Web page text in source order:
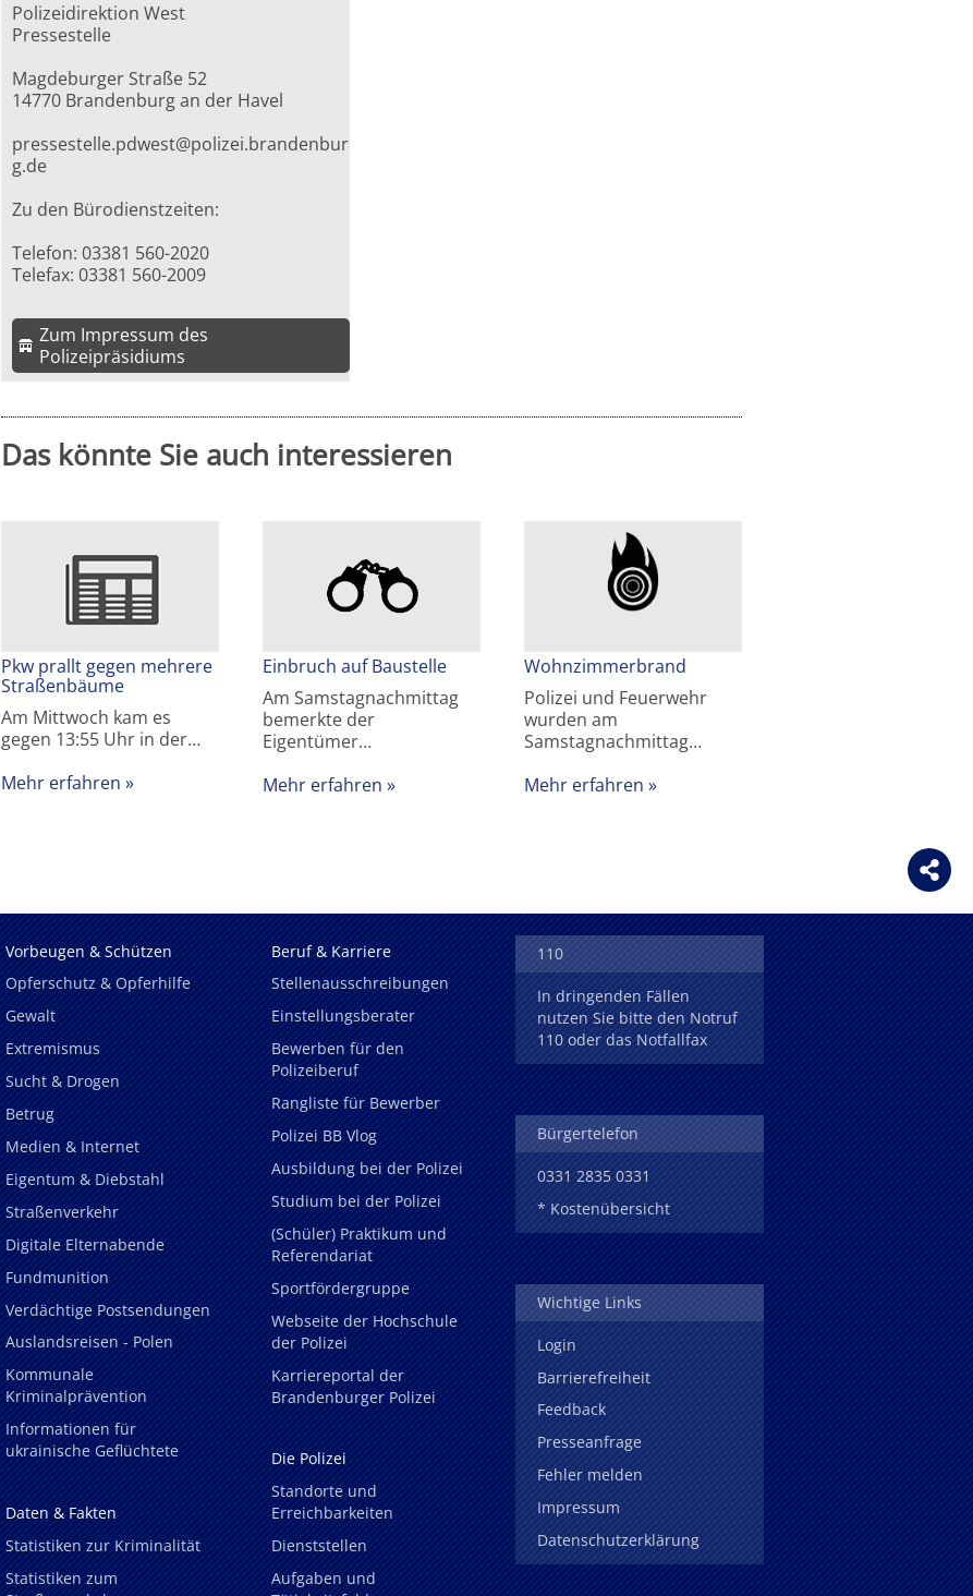
Polizeidirektion West
Pressestelle
Magdeburger Straße 52
14770 Brandenburg an der Havel
pressestelle.pdwest@polizei.brandenbur
g.de
Zu den Bürodienstzeiten:
Telefon: 03381 560-2020
Telefax: 03381 560-2009
Zum Impressum des
Polizeipräsidiums
Das könnte Sie auch interessieren
Pkw prallt gegen mehrere
Straßenbäume
Am Mittwoch kam es
gegen 13:55 Uhr in der…
Mehr erfahren
Einbruch auf Baustelle
Am Samstagnachmittag
bemerkte der
Eigentümer…
Mehr erfahren
Wohnzimmerbrand
Polizei und Feuerwehr
wurden am
Samstagnachmittag…
Mehr erfahren
Vorbeugen & Schützen
Opferschutz & Opferhilfe
Gewalt
Extremismus
Sucht & Drogen
Betrug
Medien & Internet
Eigentum & Diebstahl
Straßenverkehr
Digitale Elternabende
Fundmunition
Verdächtige Postsendungen
Auslandsreisen - Polen
Kommunale
Kriminalprävention
Informationen für
ukrainische Geflüchtete
Daten & Fakten
Statistiken zur Kriminalität
Statistiken zum
Beruf & Karriere
Stellenausschreibungen
Einstellungsberater
Bewerben für den
Polizeiberuf
Rangliste für Bewerber
Polizei BB Vlog
Ausbildung bei der Polizei
Studium bei der Polizei
(Schüler) Praktikum und
Referendariat
Sportfördergruppe
Webseite der Hochschule
der Polizei
Karriereportal der
Brandenburger Polizei
Die Polizei
Standorte und
Erreichbarkeiten
Dienststellen
Aufgaben und
110
In dringenden Fällen
nutzen Sie bitte den Notruf
110 oder das Notfallfax
Bürgertelefon
0331 2835 0331
* Kostenübersicht
Wichtige Links
Login
Barrierefreiheit
Feedback
Presseanfrage
Fehler melden
Impressum
Datenschutzerklärung